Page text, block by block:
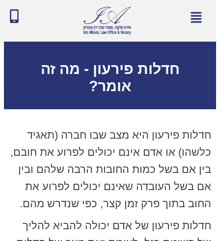
חדלות פירעון - מה זה
אומר?
חדלות פירעון היא מצב שבו חברה (תאגיד
כלשהו) או אדם אינם יכולים לפרוע את חובם,
בין אם בשל כמות החובות הרבה שלהם ובין
אם בשל העובדה שאינם יכולים לפרוע את
החוב בתוך פרק זמן קצר, כפי שנדרש מהם.
חדלות פירעון של אדם יכולה להביא להליך